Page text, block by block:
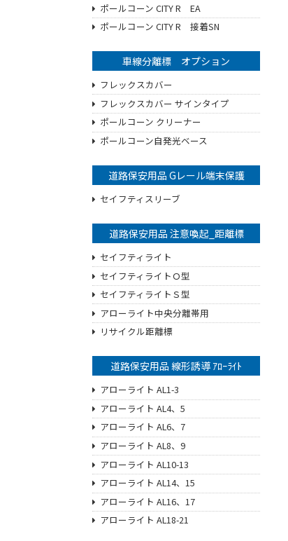
ポールコーン CITY R EA
ポールコーン CITY R 接着SN
車線分離標 オプション
フレックスカバー
フレックスカバー サインタイプ
ポールコーン クリーナー
ポールコーン自発光ベース
道路保安用品 Gレール端末保護
セイフティスリーブ
道路保安用品 注意喚起_距離標
セイフティライト
セイフティライトＯ型
セイフティライトＳ型
アローライト中央分離帯用
リサイクル距離標
道路保安用品 線形誘導 ｱﾛｰﾗｲﾄ
アローライト AL1-3
アローライト AL4、5
アローライト AL6、7
アローライト AL8、9
アローライト AL10-13
アローライト AL14、15
アローライト AL16、17
アローライト AL18-21